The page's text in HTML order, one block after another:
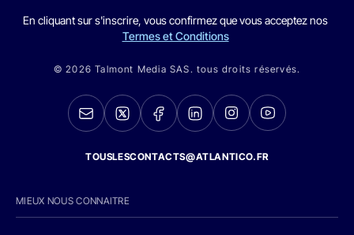
En cliquant sur s'inscrire, vous confirmez que vous acceptez nos
Termes et Conditions
© 2026 Talmont Media SAS. tous droits réservés.
TOUSLESCONTACTS@ATLANTICO.FR
MIEUX NOUS CONNAITRE